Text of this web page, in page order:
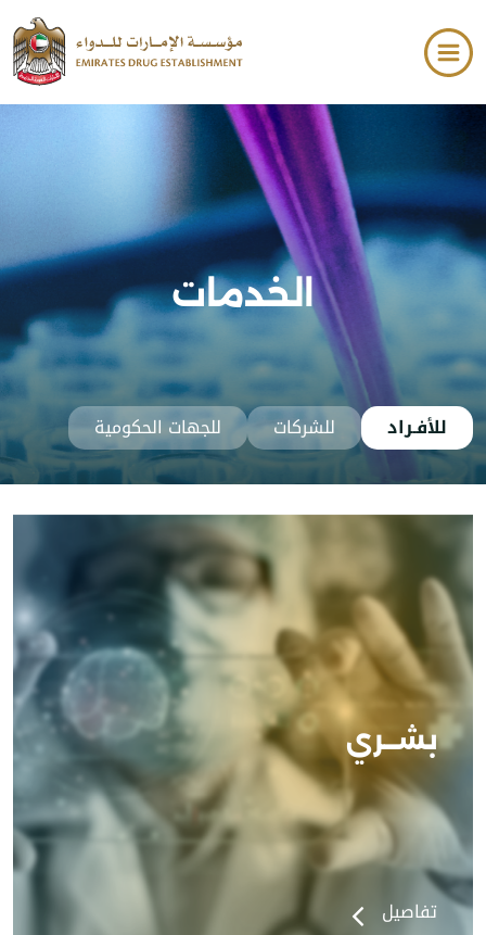
تخطي إلى المحتوى الرئيسي
فتح قائمة الوصول
الخدمات
للأفـراد للشركات للجهات الحكومية
بشــري
تفاصيل